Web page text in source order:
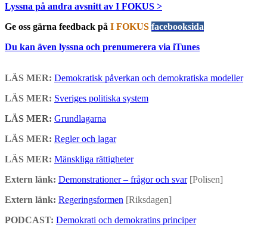
Lyssna på andra avsnitt av I FOKUS >
Ge oss gärna feedback på I FOKUS facebooksida
Du kan även lyssna och prenumerera via iTunes
LÄS MER: Demokratisk påverkan och demokratiska modeller
LÄS MER: Sveriges politiska system
LÄS MER: Grundlagarna
LÄS MER: Regler och lagar
LÄS MER: Mänskliga rättigheter
Extern länk: Demonstrationer – frågor och svar [Polisen]
Extern länk: Regeringsformen [Riksdagen]
PODCAST: Demokrati och demokratins principer